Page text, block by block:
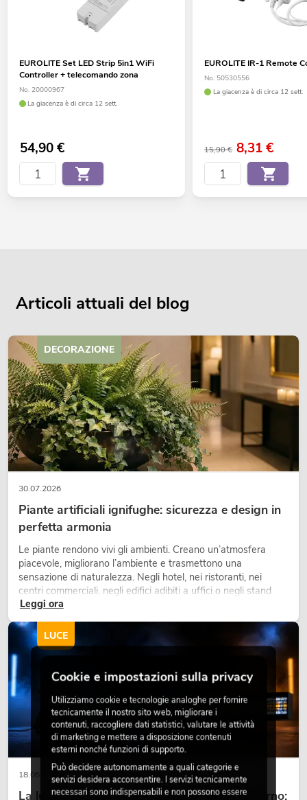
EUROLITE Set LED Strip 5in1 WiFi
Controller + telecomando zona
No. 20000967
La giacenza è di circa 12 sett.
54,90€
EUROLITE IR-1 Remote
No. 50530556
La giacenza è di circa 12 sett.
15,90 € 8,31€
Articoli attuali del blog
30.07.2026
Piante artificiali ignifughe: sicurezza e design in
perfetta armonia
Le piante rendono vivi gli ambienti. Creano un’atmosfera
piacevole, migliorano l’ambiente e trasmettono una
sensazione di naturalezza. Negli hotel, nei ristoranti, nei
centri commerciali, negli edifici adibiti a uffici o negli stand
fieristici, una vegetazione di alta qualità è ormai parte
integrante dei moderni progetti di arredamento.
Leggi ora
DECORAZIONE
18.06.2026
La luce retrò nel design illuminotecnico moderno:
LUCE
Cookie e impostazioni sulla privacy
Utilizziamo cookie e tecnologie analoghe per fornire
tecnicamente il nostro sito web, migliorare i
contenuti, raccogliere dati statistici, valutare le attività
di marketing e mettere a disposizione contenuti
esterni nonché funzioni di supporto.
Può decidere autonomamente a quali categorie e
servizi desidera acconsentire. I servizi tecnicamente
necessari sono indispensabili e non possono essere